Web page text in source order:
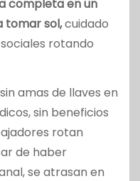
completa en un
tomar sol,cuidado
rotando
amas de llaves en
sin beneficios
rotan
de haber
se atrasan en